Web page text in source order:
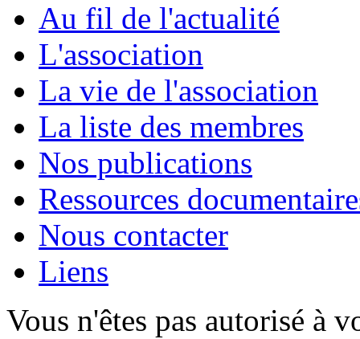
Au fil de l'actualité
L'association
La vie de l'association
La liste des membres
Nos publications
Ressources
Nous contacter
Liens
Vous n'êtes pas autorisé à